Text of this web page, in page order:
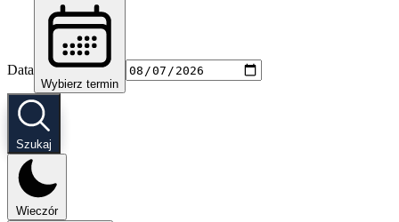
Data
Wybierz termin
Szukaj
Wieczór